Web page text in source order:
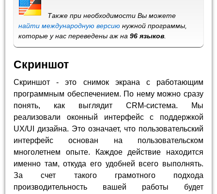
Также при необходимости Вы можете
найти международную версию нужной программы,
которые у нас переведены аж на96 языков
Скриншот
Скриншот - это снимок экрана с работающим
программным обеспечением. По нему можно сразу
понять, как выглядит CRM-система. Мы
реализовали оконный интерфейс с поддержкой
UX/UI дизайна. Это означает, что пользовательский
интерфейс основан на пользовательском
многолетнем опыте. Каждое действие находится
именно там, откуда его удобней всего выполнять.
За счет такого грамотного подхода
производительность вашей работы будет